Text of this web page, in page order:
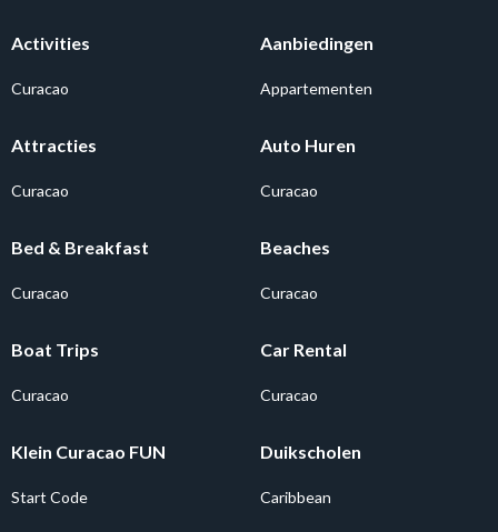
Activities
Curacao
Aanbiedingen
Appartementen
Attracties
Curacao
Auto Huren
Curacao
Bed & Breakfast
Curacao
Beaches
Curacao
Boat Trips
Curacao
Car Rental
Curacao
Klein Curacao FUN
Start Code
Duikscholen
Caribbean